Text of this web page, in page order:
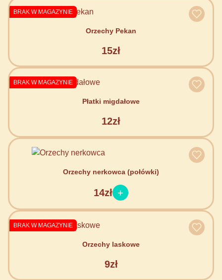
BRAK W MAGAZYNIE
Orzechy Pekan
15zł
BRAK W MAGAZYNIE
Płatki migdałowe
12zł
Orzechy nerkowca (połówki)
14zł
BRAK W MAGAZYNIE
Orzechy laskowe
9zł